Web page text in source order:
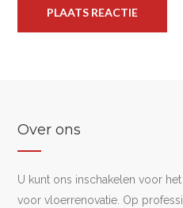
Over ons
U kunt ons inschakelen voor
voor vloerrenovatie. Op